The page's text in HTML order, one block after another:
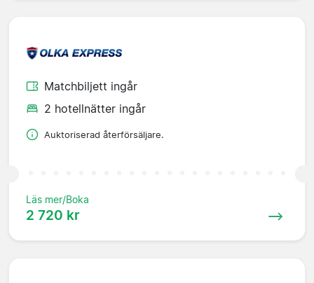
Matchbiljett ingår
2 hotellnätter ingår
Auktoriserad återförsäljare.
Läs mer/Boka
2 720 kr